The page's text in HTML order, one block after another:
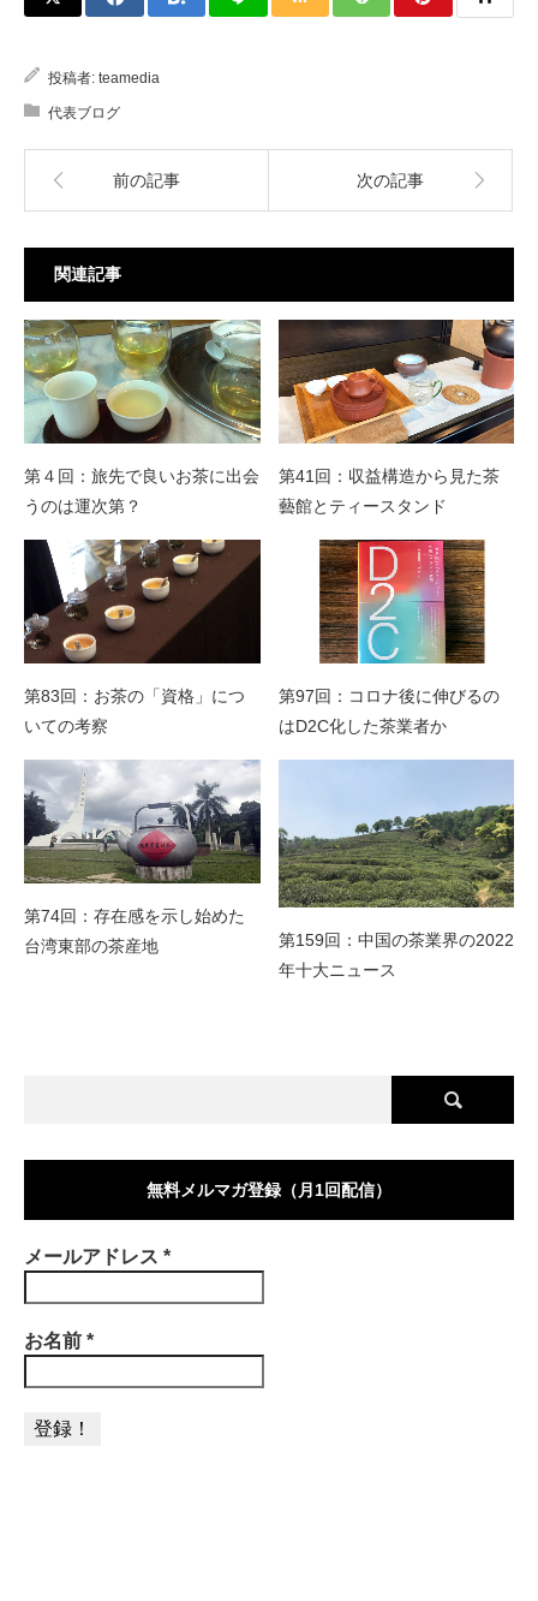
投稿者: teamedia
代表ブログ
前の記事 次の記事
関連記事
第４回：旅先で良いお茶に出会
うのは運次第？
第41回：収益構造から見た茶
藝館とティースタンド
第83回：お茶の「資格」につ
いての考察
第97回：コロナ後に伸びるの
はD2C化した茶業者か
第74回：存在感を示し始めた
台湾東部の茶産地
第159回：中国の茶業界の2022
年十大ニュース
無料メルマガ登録（月1回配信）
メールアドレス *
お名前 *